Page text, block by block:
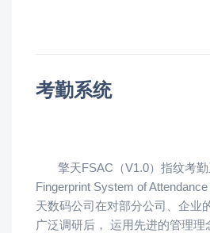
考勤系统
擎天FSAC（V1.0）指纹考勤
Fingerprint System of
天数码公司在对部分公司、企业
广泛调研后， 运用先进的管理